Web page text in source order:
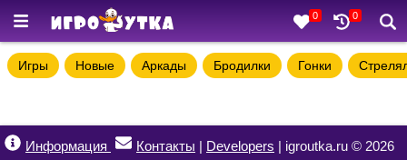
0 0
Игры Новые Аркады Бродилки Гонки
Информация Контакты | Developers | igroutka.ru © 2026